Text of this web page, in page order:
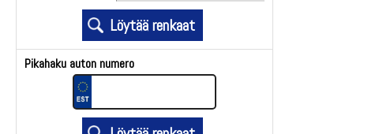
Pikahaku auton numero